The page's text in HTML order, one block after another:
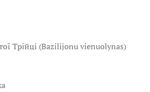
Трійці (Bazilijonu vienuolynas)